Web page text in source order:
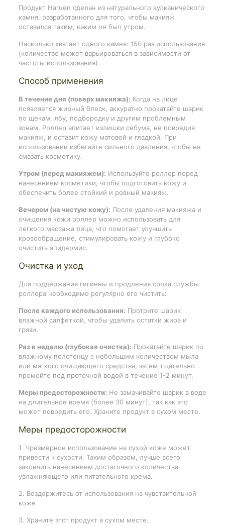
Продукт Haruen сделан из натурального вулканического
камня, разработанного для того, чтобы макияж
оставался таким, каким он был утром.
Насколько хватает одного камня: 150 раз использования
(количество может варьироваться в зависимости от
частоты использования).
Способ применения
В течение дня (поверх макияжа): Когда на лице
появляется жирный блеск, аккуратно прокатайте шарик
по щекам, лбу, подбородку и другим проблемным
зонам. Роллер впитает излишки себума, не повредив
макияж, и оставит кожу матовой и гладкой. При
использовании избегайте сильного давления, чтобы не
смазать косметику.
Утром (перед макияжем): Используйте роллер перед
нанесением косметики, чтобы подготовить кожу и
обеспечить более стойкий и ровный макияж.
Вечером (на чистую кожу): После удаления макияжа и
очищения кожи роллер можно использовать для
легкого массажа лица, что помогает улучшить
кровообращение, стимулировать кожу и глубоко
очистить эпидермис.
Очистка и уход
Для поддержания гигиены и продления срока службы
роллера необходимо регулярно его чистить:
После каждого использования: Протрите шарик
влажной салфеткой, чтобы удалить остатки жира и
грязи.
Раз в неделю (глубокая очистка): Прокатайте шарик по
влажному полотенцу с небольшим количеством мыла
или мягкого очищающего средства, затем тщательно
промойте под проточной водой в течение 1-2 минут.
Меры предосторожности: Не замачивайте шарик в воде
на длительное время (более 30 минут), так как это
может повредить его. Храните продукт в сухом месте.
Меры предосторожности
1. Чрезмерное использование на сухой коже может
привести к сухости. Таким образом, лучше всего
закончить нанесением достаточного количества
увлажняющего или питательного крема.
2. Воздержитесь от использования на чувствительной
коже
3. Храните этот продукт в сухом месте.